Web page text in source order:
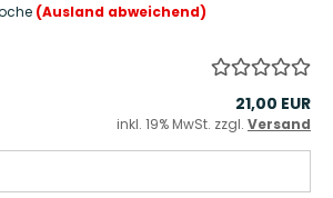
(Ausland abweichend)
21,00 EUR
inkl. 19% MwSt. zzgl. Versand